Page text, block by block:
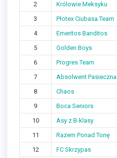
2
Królowie Meksyku
3
Płotex Ciubasa Team
4
Emeritos Banditos
5
Golden Boys
6
Progres Team
7
Absolwent Pasieczna
8
Chaos
9
Boca Seniors
10
Asy z B-klasy
11
Razem Ponad Tonę
12
FC Skrzypas